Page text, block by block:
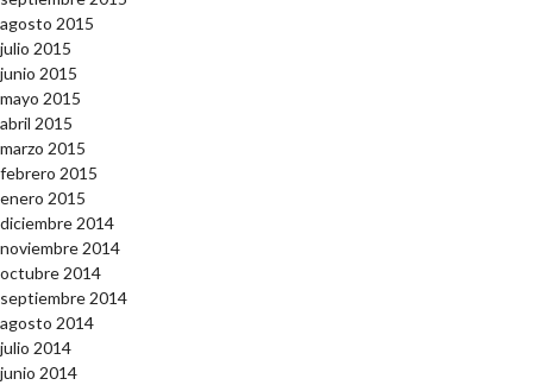
agosto 2015
julio 2015
junio 2015
mayo 2015
abril 2015
marzo 2015
febrero 2015
enero 2015
diciembre 2014
noviembre 2014
octubre 2014
septiembre 2014
agosto 2014
julio 2014
junio 2014